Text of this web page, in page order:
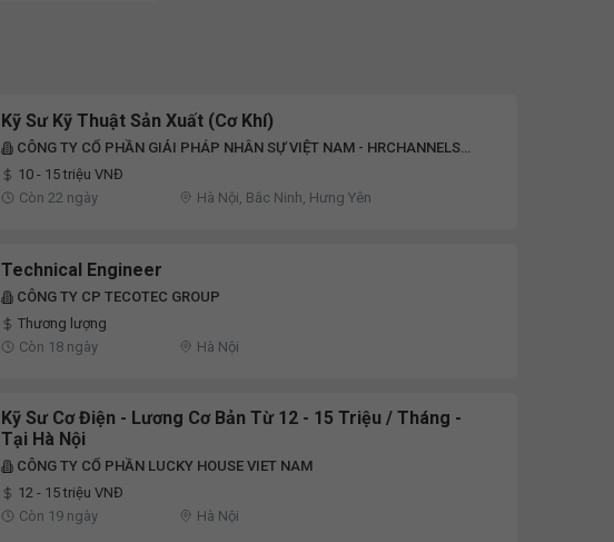
Kỹ Sư Kỹ Thuật Sản Xuất (Cơ Khí)
CÔNG TY CỔ PHẦN GIẢI PHÁP NHÂN SỰ VIỆT NAM - HRCHANNELS
10 - 15 triệu VNĐ
Còn 22 ngày
Hà Nội, Bắc Ninh, Hưng Yên
Technical Engineer
CÔNG TY CP TECOTEC GROUP
Thương lượng
Còn 18 ngày
Hà Nội
Kỹ Sư Cơ Điện - Lương Cơ Bản Từ 12 - 15 Triệu / Tháng -
Tại Hà Nội
CÔNG TY CỔ PHẦN LUCKY HOUSE VIET NAM
12 - 15 triệu VNĐ
Còn 19 ngày
Hà Nội